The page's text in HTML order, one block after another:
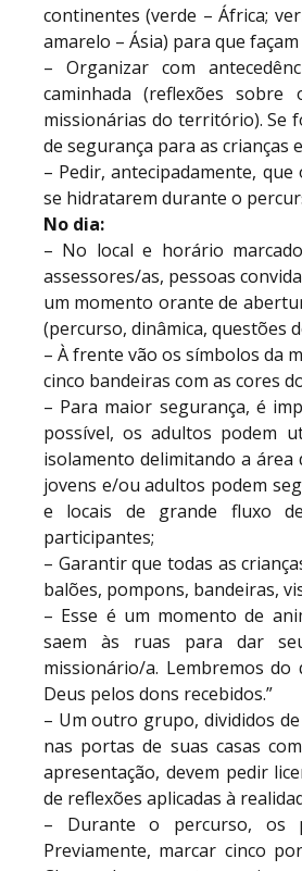
continentes (verde – África;
amarelo – Ásia) para que
– Organizar com
caminhada (reflexões
missionárias do território). Se
de segurança para as crianças
– Pedir, antecipadamente,
se hidratarem durante o
No dia:
– No local e horário
assessores/as, pessoas
um momento orante de
(percurso, dinâmica, questões
– À frente vão os símbolos da
cinco bandeiras com as cores
– Para maior segurança, é
possível, os adultos podem
isolamento delimitando a área
jovens e/ou adultos podem
e locais de grande fluxo
participantes;
– Garantir que todas as
balões, pompons, bandeiras,
– Esse é um momento de
saem às ruas para dar
missionário/a. Lembremos
Deus pelos dons recebidos.”
– Um outro grupo, divididos
nas portas de suas casas
apresentação, devem pedir
de reflexões aplicadas à
– Durante o percurso, os
Previamente, marcar cinco